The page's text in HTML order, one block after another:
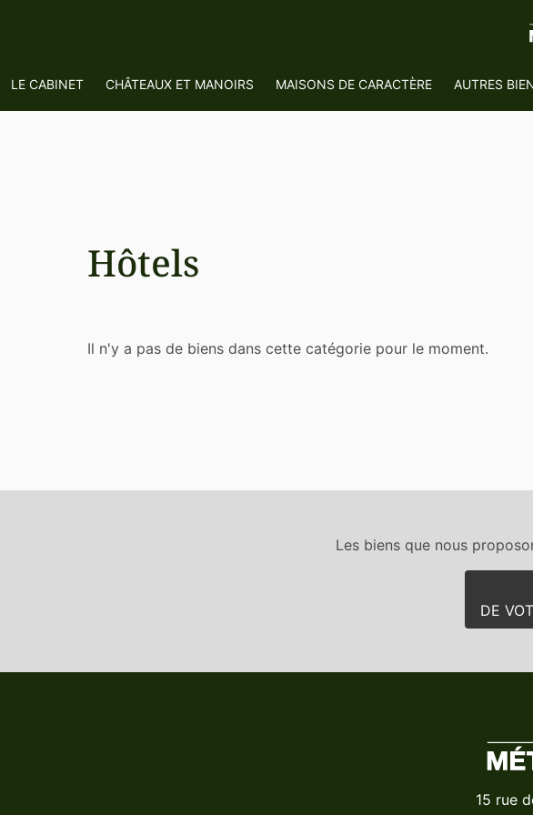
LE CABINET CHÂTEAUX ET MANOIRS MAISONS DE CARACTÈRE AUTRES
Hôtels
Il n'y a pas de biens dans cette catégorie pour le moment.
Les biens que nous
DE
15 rue